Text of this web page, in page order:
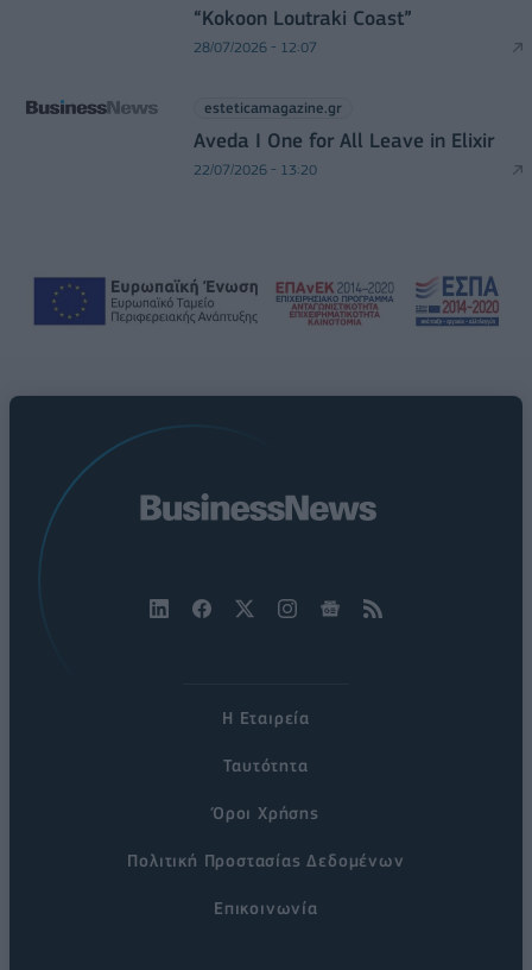
“Kokoon Loutraki Coast”
28/07/2026 - 12:07
esteticamagazine.gr
Aveda I One for All Leave in Elixir
22/07/2026 - 13:20
Η Εταιρεία
Ταυτότητα
Όροι Χρήσης
Πολιτική Προστασίας Δεδομένων
Επικοινωνία